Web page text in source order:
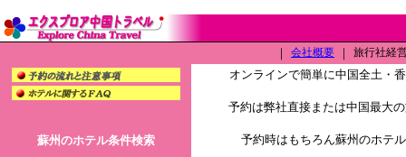
｜ 会社概要 ｜ 旅行社経
蘇州のホテル条件検索
オンラインで簡単に中国全土・
予約は弊社直接または中国最大
予約時はもちろん蘇州のホテ